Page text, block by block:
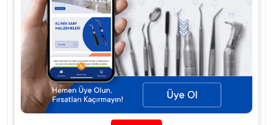
WDP-IMPL-AIRSET
Avantajları:
LED ışıklı el parçası ile
mükemmel görüş
alanı
Yüksek tork gücü sayesindestabil ve
kontrollü uygulama